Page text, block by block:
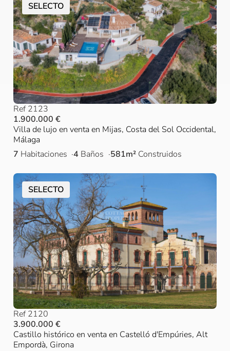
SELECTO
Ref 2123
1.900.000 €
Villa de lujo en venta en Mijas, Costa del Sol Occidental,
Málaga
7 Habitaciones 4 Baños 581m² Construidos
SELECTO
Ref 2120
3.900.000 €
Castillo histórico en venta en Castelló d'Empúries, Alt
Empordà, Girona